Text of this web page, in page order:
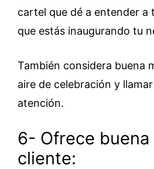
cartel que dé a entender a
que estás inaugurando tu
También considera buena
aire de celebración y
atención.
6- Ofrece buena
cliente: